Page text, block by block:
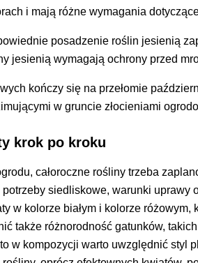
i mają różne wymagania
posadzenie roślin jesienią
jesienią wymagają ochrony przed
kończy się na przełomie
w gruncie złocieniami
krok po kroku
całoroczne rośliny trzeba
siedliskowe, warunki
w kolorze białym i kolorze
także różnorodność gatunków,
w kompozycji warto uwzględnić styl